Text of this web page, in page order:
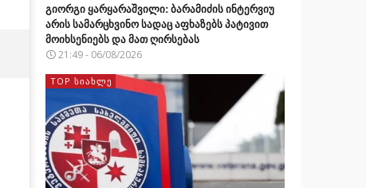
გიორგი ყარყარაშვილი: ბარამიძის ინტერვიუ
არის სამარცხვინო სადაც აფხაზებს პატივით
მოიხსენიებს და მათ ღირსებას
21:49 - 06/08/2026
TOP ᲡᲘᲐᲮᲚᲔ